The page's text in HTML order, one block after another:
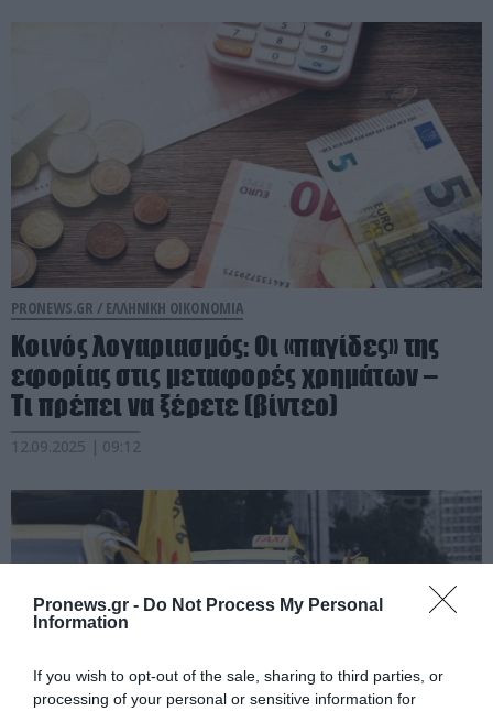
Pronews.gr - Do Not Process My Personal
Information
If you wish to opt-out of the sale, sharing to third parties, or
processing of your personal or sensitive information for
PRONEWS.GR / ΕΛΛΗΝΙΚΗ ΟΙΚΟΝΟΜΙΑ
Κοινός λογαριασμός: Οι «παγίδες» της
εφορίας στις μεταφορές χρημάτων –
Τι πρέπει να ξέρετε (βίντεο)
12.09.2025 | 09:12